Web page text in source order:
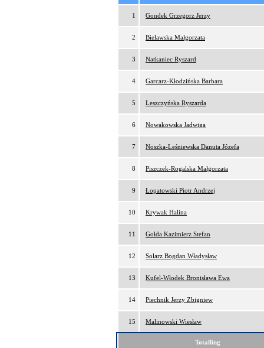
1 Gondek Grzegorz Jerzy
2 Bielawska Małgorzata
3 Natkaniec Ryszard
4 Garcarz-Kłodzińska Barbara
5 Leszczyńska Ryszarda
6 Nowakowska Jadwiga
7 Noszka-Leśniewska Danuta Józefa
8 Piszczek-Rogalska Małgorzata
9 Łopatowski Piotr Andrzej
10 Krywak Halina
11 Gołda Kazimierz Stefan
12 Solarz Bogdan Władysław
13 Kufel-Włodek Bronisława Ewa
14 Piechnik Jerzy Zbigniew
15 Malinowski Wiesław
Totalling